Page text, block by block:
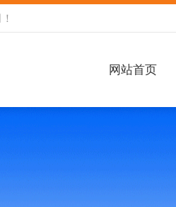
！
网站首页